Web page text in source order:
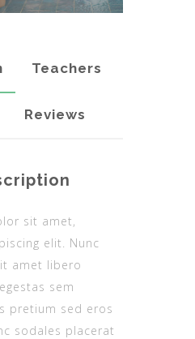
Teachers
Reviews
sit amet,
elit. Nunc
amet libero
sem
pretium sed eros
sodales placerat